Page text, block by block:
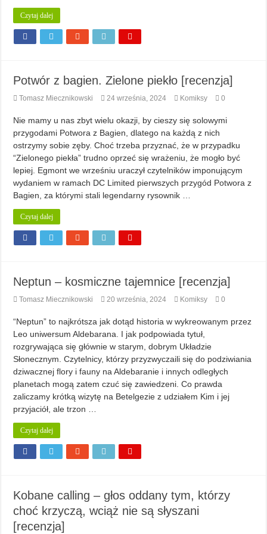
Czytaj dalej
Potwór z bagien. Zielone piekło [recenzja]
Tomasz Miecznikowski 24 września, 2024 Komiksy 0
Nie mamy u nas zbyt wielu okazji, by cieszy się solowymi
przygodami Potwora z Bagien, dlatego na każdą z nich
ostrzymy sobie zęby. Choć trzeba przyznać, że w przypadku
“Zielonego piekła” trudno oprzeć się wrażeniu, że mogło być
lepiej. Egmont we wrześniu uraczył czytelników imponującym
wydaniem w ramach DC Limited pierwszych przygód Potwora z
Bagien, za którymi stali legendarny rysownik …
Czytaj dalej
Neptun – kosmiczne tajemnice [recenzja]
Tomasz Miecznikowski 20 września, 2024 Komiksy 0
“Neptun” to najkrótsza jak dotąd historia w wykreowanym przez
Leo uniwersum Aldebarana. I jak podpowiada tytuł,
rozgrywająca się głównie w starym, dobrym Układzie
Słonecznym. Czytelnicy, którzy przyzwyczaili się do podziwiania
dziwacznej flory i fauny na Aldebaranie i innych odległych
planetach mogą zatem czuć się zawiedzeni. Co prawda
zaliczamy krótką wizytę na Betelgezie z udziałem Kim i jej
przyjaciół, ale trzon …
Czytaj dalej
Kobane calling – głos oddany tym, którzy
choć krzyczą, wciąż nie są słyszani
[recenzja]